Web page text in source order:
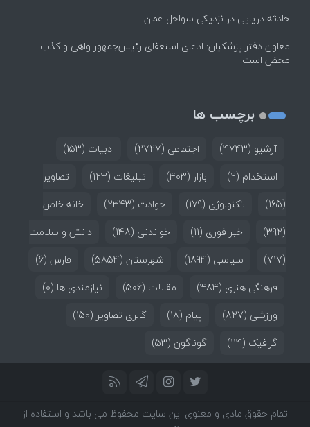
حادثه دریایی در نزدیکی سواحل عمان
معاون دفتر پزشکیان: ادعای استعفای رئیس‌جمهور واهی و کذب
محض است
برچسب ها
آرشیو (4743) اجتماعی (2727) ادبیات (153)
استخدام (2) بازار (403) تبلیغات (123)
تصاویر
(165)
تکنولوژی (179) حوادث (2343)
خانه خاص
(392)
خبر فوری (11) خواندنی (148)
دانش و سلامت
(717)
سیاسی (1894) شهرستان (5854) فارس (6)
فرهنگی هنری (484) مقالات (506) نیازمندی ها (0)
ورزشی (827) پیام (18) گالری تصاویر (150)
گرافیک (114) گوناگون (53)
تمام حقوق مادی و معنوی این سایت محفوظ می باشد و استفاده از